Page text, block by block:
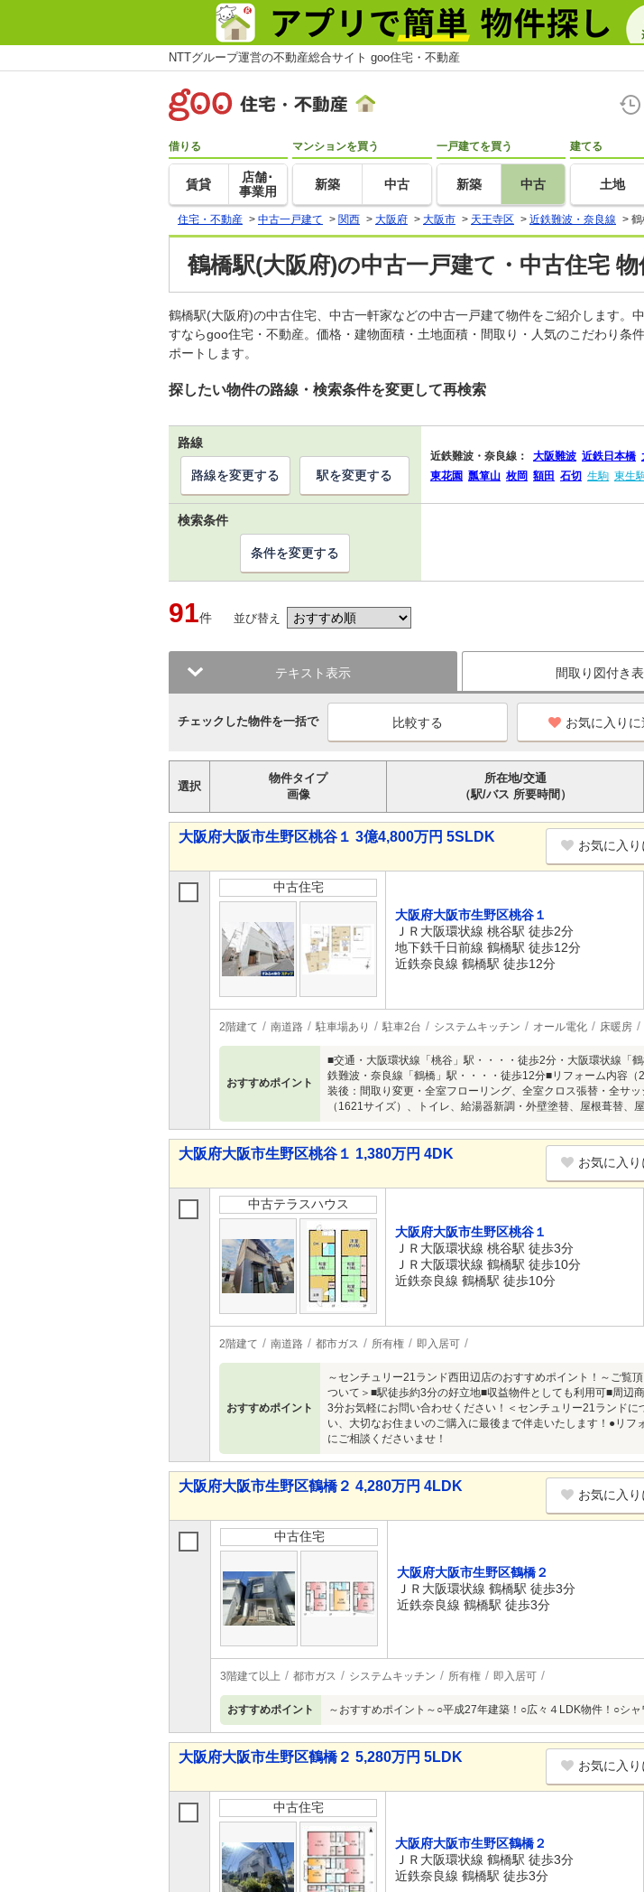
NTTグループ運営の不動産総合サイト goo住宅・不動産
借りる
賃貸
店舗･
事業用
マンションを買う
新築 中古
一戸建てを買う
新築 中古
建てる
土地
住宅・不動産 > 中古一戸建て > 関西 > 大阪府 > 大阪市 > 天王寺区 > 近鉄難波・奈良線 >
鶴橋駅(大阪府)の中古一戸建て・中古住宅
鶴橋駅(大阪府)の中古住宅、中古一軒家などの中古一戸建て物件をご紹介します。
すならgoo住宅・不動産。価格・建物面積・土地面積・間取り・人気のこだわり
ポートします。
探したい物件の路線・検索条件を変更して再検索
路線
近鉄難波・奈良線： 大阪難波 近鉄日本橋
東花園 瓢箪山 枚岡 額田 石切 生駒 東生
路線を変更する 駅を変更する
検索条件
条件を変更する
91件 並び替え
テキスト表示 間取り図付き
チェックした物件を一括で お気に入りに
選択
物件タイプ
画像
所在地/交通
（駅/バス 所要時間）
大阪府大阪市生野区桃谷１ 3億4,800万円 5SLDK
お気に入り
中古住宅
大阪府大阪市生野区桃谷１
ＪＲ大阪環状線 桃谷駅 徒歩2分
地下鉄千日前線 鶴橋駅 徒歩12分
近鉄奈良線 鶴橋駅 徒歩12分
2階建て 南道路 駐車場あり 駐車2台 システムキッチン オール電化 床暖房
おすすめポイント
■交通・大阪環状線「桃谷」駅・・・・徒歩2分・大阪環状線「
鉄難波・奈良線「鶴橋」駅・・・・徒歩12分■リフォーム内容
装後：間取り変更・全室フローリング、全室クロス張替・全サ
（1621サイズ）、トイレ、給湯器新調・外壁塗替、屋根葺替、
大阪府大阪市生野区桃谷１ 1,380万円 4DK
お気に入り
中古テラスハウス
大阪府大阪市生野区桃谷１
ＪＲ大阪環状線 桃谷駅 徒歩3分
ＪＲ大阪環状線 鶴橋駅 徒歩10分
近鉄奈良線 鶴橋駅 徒歩10分
2階建て 南道路 都市ガス 所有権 即入居可
おすすめポイント
～センチュリー21ランド西田辺店のおすすめポイント！～ご覧
ついて＞■駅徒歩約3分の好立地■収益物件としても利用可■周辺
3分お気軽にお問い合わせください！＜センチュリー21ランド
い、大切なお住まいのご購入に最後まで伴走いたします！●リ
にご相談くださいませ！
大阪府大阪市生野区鶴橋２ 4,280万円 4LDK
お気に入り
中古住宅
大阪府大阪市生野区鶴橋２
ＪＲ大阪環状線 鶴橋駅 徒歩3分
近鉄奈良線 鶴橋駅 徒歩3分
3階建て以上 都市ガス システムキッチン 所有権 即入居可
おすすめポイント ～おすすめポイント～○平成27年建築！○広々４LDK物件！○シ
大阪府大阪市生野区鶴橋２ 5,280万円 5LDK
お気に入り
中古住宅
大阪府大阪市生野区鶴橋２
ＪＲ大阪環状線 鶴橋駅 徒歩3分
近鉄奈良線 鶴橋駅 徒歩3分